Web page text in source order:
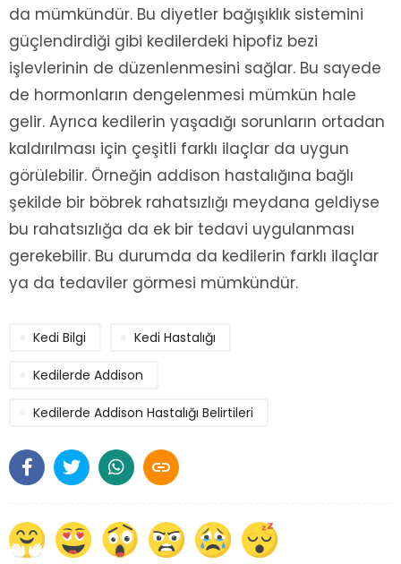

da mümkündür. Bu diyetler bağışıklık sistemini
güçlendirdiği gibi kedilerdeki hipofiz bezi
işlevlerinin de düzenlenmesini sağlar. Bu sayede
de hormonların dengelenmesi mümkün hale
gelir. Ayrıca kedilerin yaşadığı sorunların ortadan
kaldırılması için çeşitli farklı ilaçlar da uygun
görülebilir. Örneğin addison hastalığına bağlı
şekilde bir böbrek rahatsızlığı meydana geldiyse
bu rahatsızlığa da ek bir tedavi uygulanması
gerekebilir. Bu durumda da kedilerin farklı ilaçlar
ya da tedaviler görmesi mümkündür.
Kedi Bilgi Kedi Hastalığı
Kedilerde Addison
Kedilerde Addison Hastalığı Belirtileri